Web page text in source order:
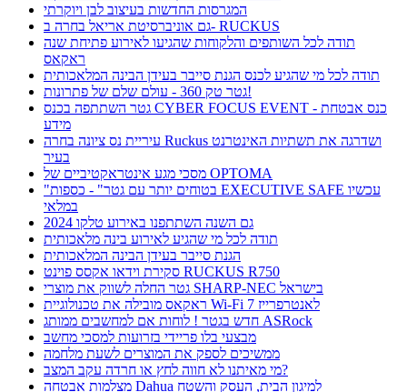
המגרסות החדשות בעיצוב לבן ויוקרתי
גם אוניברסיטת אריאל בחרה ב- RUCKUS
תודה לכל השותפים והלקוחות שהגיעו לאירוע פתיחת שנה
ראקאס
תודה לכל מי שהגיע לכנס הגנת סייבר בעידן הבינה המלאכותית
גטר טק 360 - עולם שלם של פתרונות!
גטר השתתפה בכנס CYBER FOCUS EVENT - כנס אבטחת
מידע
עיריית נס ציונה בחרה Ruckus ושדרגה את תשתיות האינטרנט
בעיר
מסכי מגע אינטראקטיביים של OPTOMA
"בטוחים יותר עם גטר" - כספות EXECUTIVE SAFE עכשיו
במלאי
גם השנה השתתפנו באירוע טלקו 2024
תודה לכל מי שהגיע לאירוע בינה מלאכותית
הגנת סייבר בעידן הבינה המלאכותית
סקירת וידאו אקסס פוינט RUCKUS R750
גטר החלה לשווק את מוצרי SHARP-NEC בישראל
ראקאס מובילה את טכנולוגיית Wi-Fi 7 לאנטרפרייז
חדש בגטר ! לוחות אם למחשבים ממותג ASRock
מבצעי בלו פריידי בזרועות למסכי מחשב
ממשיכים לספק את המוצרים לשעת מלחמה
מי מאיתנו לא חווה לחץ או חרדה עקב המצב?
מצלמות אבטחה Dahua למיגון הבית, העסק והשטח